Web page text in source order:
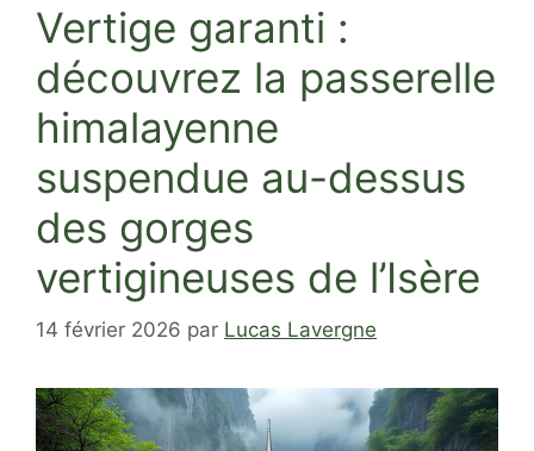
Vertige garanti :
découvrez la passerelle
himalayenne
suspendue au-dessus
des gorges
vertigineuses de l’Isère
14 février 2026 par Lucas Lavergne